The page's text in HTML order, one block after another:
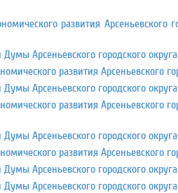
развития Арсеньевского
Арсеньевского городского
развития Арсеньевского
Арсеньевского городского
развития Арсеньевского
Думы Арсеньевского городского
развития Арсеньевского
Арсеньевского городского
Думы Арсеньевского городского